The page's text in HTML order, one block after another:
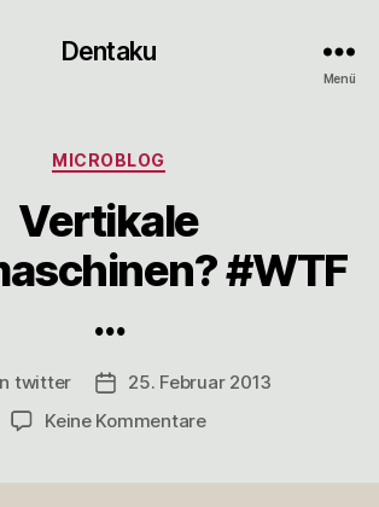
Dentaku
Menü
Kategorien
MICROBLOG
Vertikale
#WTF
…
twitter Veröffentlichungsdatum
25. Februar 2013
Keine Kommentarezu